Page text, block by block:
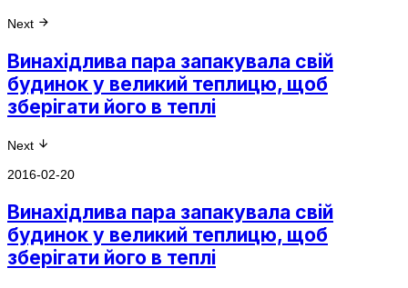
Next
Винахідлива пара запакувала свій
будинок у великий теплицю, щоб
зберігати його в теплі
Next
2016-02-20
Винахідлива пара запакувала свій
будинок у великий теплицю, щоб
зберігати його в теплі